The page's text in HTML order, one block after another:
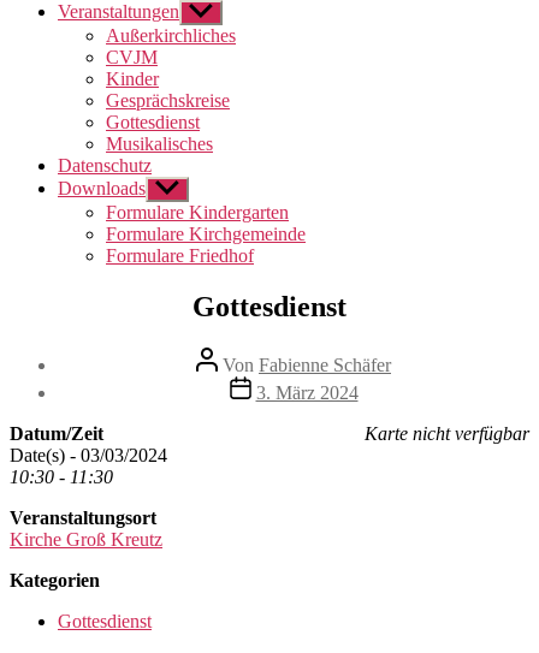
Veranstaltungen Untermenü
anzeigen
Außerkirchliches
CVJM
Kinder
Gesprächskreise
Gottesdienst
Musikalisches
Datenschutz
Downloads Untermenü
anzeigen
Formulare Kindergarten
Formulare Kirchgemeinde
Formulare Friedhof
Gottesdienst
Beitragsautor
Von Fabienne Schäfer
Beitragsdatum
3. März 2024
Karte nicht verfügbar
Datum/Zeit
Date(s) - 03/03/2024
10:30 - 11:30
Veranstaltungsort
Kirche Groß Kreutz
Kategorien
Gottesdienst